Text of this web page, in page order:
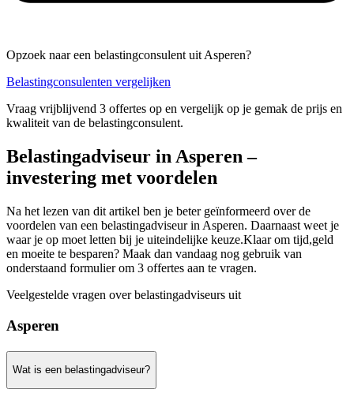
Opzoek naar een belastingconsulent uit Asperen?
Belastingconsulenten vergelijken
Vraag vrijblijvend 3 offertes op en vergelijk op je gemak de prijs en
kwaliteit van de belastingconsulent.
Belastingadviseur in Asperen –
investering met voordelen
Na het lezen van dit artikel ben je beter geïnformeerd over de
voordelen van een belastingadviseur in Asperen. Daarnaast weet je
waar je op moet letten bij je uiteindelijke keuze.Klaar om tijd,geld
en moeite te besparen? Maak dan vandaag nog gebruik van
onderstaand formulier om 3 offertes aan te vragen.
Veelgestelde vragen over belastingadviseurs uit
Asperen
Wat is een belastingadviseur?